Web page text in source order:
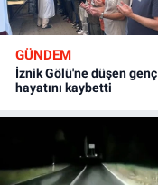
GÜNDEM
İznik Gölü'ne düşen genç
hayatını kaybetti